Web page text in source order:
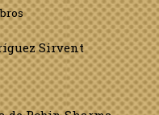
Sirvent